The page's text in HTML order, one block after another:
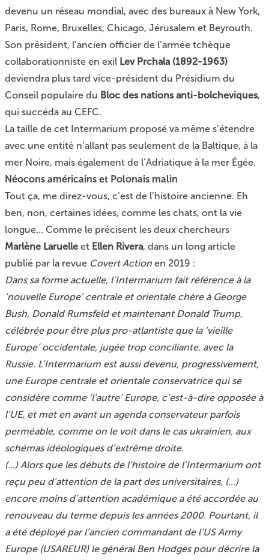
devenu un réseau mondial, avec des bureaux à New York,
Paris, Rome, Bruxelles, Chicago, Jérusalem et Beyrouth.
Son président, l’ancien officier de l’armée tchèque
collaborationniste en exil Lev Prchala (1892-1963)
deviendra plus tard vice-président du Présidium du
Conseil populaire du Bloc des nations anti-bolcheviques,
qui succéda au CEFC.
La taille de cet Intermarium proposé va même s’étendre
avec une entité n’allant pas seulement de la Baltique, à la
mer Noire, mais également de l’Adriatique à la mer Égée.
Néocons américains et Polonais malin
Tout ça, me direz-vous, c’est de l’histoire ancienne. Eh
ben, non, certaines idées, comme les chats, ont la vie
longue… Comme le précisent les deux chercheurs
Marlène Laruelle et Ellen Rivera, dans un long article
publié par la revue Covert Action en 2019 :
Dans sa forme actuelle, l’Intermarium fait référence à la
‘nouvelle Europe’ centrale et orientale chère à George
Bush, Donald Rumsfeld et maintenant Donald Trump,
célébrée pour être plus pro-atlantiste que la ‘vieille
Europe’ occidentale, jugée trop conciliante. avec la
Russie. L’Intermarium est aussi devenu, progressivement,
une Europe centrale et orientale conservatrice qui se
considère comme ‘l’autre’ Europe, c’est-à-dire opposée à
l’UE, et met en avant un agenda conservateur parfois
perméable, comme on le voit dans le cas ukrainien, aux
schémas idéologiques d’extrême droite.
(...) Alors que les débuts de l’histoire de l’Intermarium ont
reçu peu d’attention de la part des universitaires, (...)
encore moins d’attention académique a été accordée au
renouveau du terme depuis les années 2000. Pourtant, il
a été déployé par l’ancien commandant de l’US Army
Europe (USAREUR) le général Ben Hodges pour décrire la